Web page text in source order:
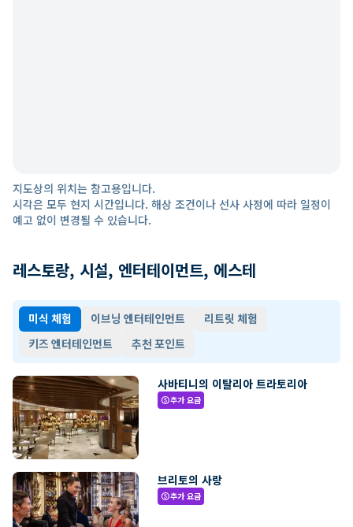
지도상의 위치는 참고용입니다.
시각은 모두 현지 시간입니다. 해상 조건이나 선사 사정에 따라 일정이
예고 없이 변경될 수 있습니다.
레스토랑, 시설, 엔터테이먼트, 에스테
미식 체험 이브닝 엔터테인먼트
리트릿 체험
키즈 엔터테인먼트
추천 포인트
사바티니의 이탈리아 트라토리아
paid추가 요금
브리토의 사랑
paid추가 요금